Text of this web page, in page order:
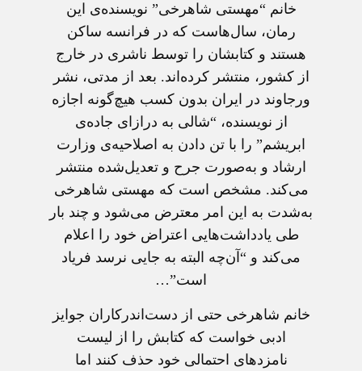
خانم “مهستی شاهرخی” نویسنده‌ی این
رمان، سال‌هاست که در فرانسه ساکن
هستند و کتابشان را توسط ناشری در خارج
از کشور، منتشر کرده‌اند. بعد از مدتی، نشر
ورجاوند در ایران بدون کسب هیچ‌گونه اجازه
از نویسنده، “شالی به درازای جاده‌ی
ابریشم” را با تن دادن به اصلاحیه‌ی وزارت
ارشاد و به‌صورت جرح و تعدیل‌شده منتشر
می‌کند. مشخص است که مهستی شاهرخی
به‌شدت به این امر معترض می‌شود و چند بار
طی یادداشت‌هایی اعتراض خود را اعلام
می‌کند و “آن‌چه البته به جایی نرسد فریاد
است”…
خانم شاهرخی حتی از دست‌اندرکاران جوایز
ادبی خواست که کتابش را از لیست
نامزدهای احتمالی خود حذف کنند اما